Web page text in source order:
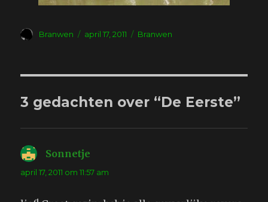
Auteur
Branwen
Geplaatst
april 17, 2011 Tags
Branwen
3 gedachten over “De Eerste”
Sonnetje
april 17, 2011 om 11:57 am